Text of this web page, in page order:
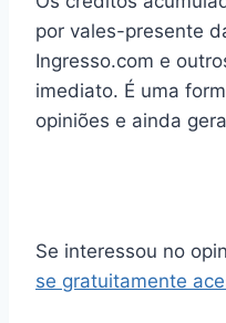
por vales-presente
Ingresso.com e
imediato. É uma
opiniões e ainda
Se interessou no
se gratuitamente